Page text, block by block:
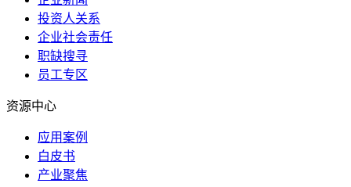
投资人关系
企业社会责任
职缺搜寻
员工专区
资源中心
应用案例
白皮书
产业聚焦